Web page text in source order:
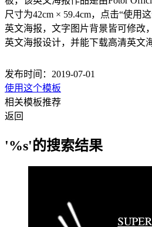
尺寸为42cm × 59.4cm，点击“使用
英文海报，文字图片背景皆可修改
英文海报设计，并能下载高清英文
发布时间：2019-07-01
使用这个模板
相关模板推荐
返回
'%s'的搜索结果